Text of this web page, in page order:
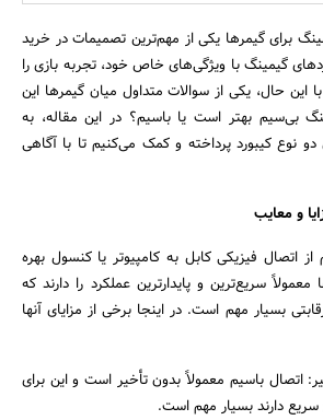
برای گیمرها یکی از مهم‌ترین تصمیمات در خرید
گیمینگ با ویژگی‌های خاص خود، تجربه بازی را
حال، یکی از سوالات متداول میان گیمرها این
بی‌سیم بهتر است یا باسیم؟ در این مقاله، به
نوع کیبورد پرداخته و کمک می‌کنیم تا با آگاهی
و معایب
اتصال فیزیکی کابل به کامپیوتر یا کنسول بهره
سریع‌ترین و پایدارترین عملکرد را دارند که
بسیار مهم است. در اینجا برخی از مزایای آنها
اتصال باسیم معمولاً بدون تأخیر است و این برای
سریع دارند بسیار مهم است.